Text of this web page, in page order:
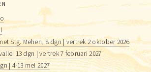
Stg. Mehen, 8 dgn | vertrek 2 oktober 2026
13 dgn | vertrek 7 februari 2027
| 4-13 mei 2027